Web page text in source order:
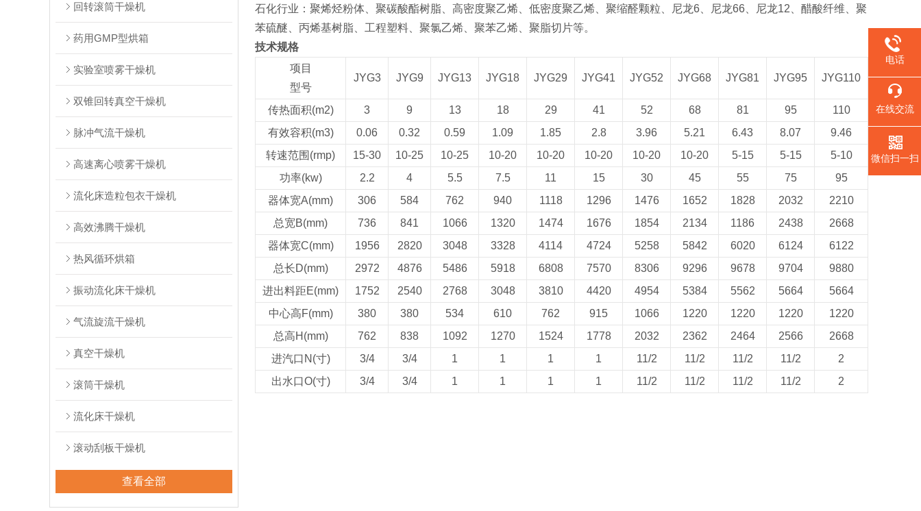
回转滚筒干燥机
药用GMP型烘箱
实验室喷雾干燥机
双锥回转真空干燥机
脉冲气流干燥机
高速离心喷雾干燥机
流化床造粒包衣干燥机
高效沸腾干燥机
热风循环烘箱
振动流化床干燥机
气流旋流干燥机
真空干燥机
滚筒干燥机
流化床干燥机
滚动刮板干燥机
查看全部
‌石化行业‌：聚烯烃粉体、聚碳酸酯树脂、高密度聚乙烯、低密度聚乙烯、聚缩醛颗粒、尼龙6、尼龙66、尼龙12、醋酸纤维、聚
苯硫醚、丙烯基树脂、工程塑料、聚氯乙烯、聚苯乙烯、聚脂切片等‌。
技术规格
项目
型号
JYG3 JYG9 JYG13 JYG18 JYG29 JYG41 JYG52 JYG68 JYG81 JYG95 JYG110
传热面积(m2) 3 9 13 18 29 41 52 68 81 95
110
有效容积(m3)
0.06 0.32 0.59 1.09 1.85 2.8 3.96 5.21 6.43 8.07
9.46
转速范围(rmp)
15-30 10-25 10-25 10-20 10-20 10-20 10-20 10-20 5-15 5-15
5-10
功率(kw)
2.2 4 5.5 7.5 11 15 30 45 55 75
95
器体宽A(mm)
306 584 762 940 1118 1296 1476 1652 1828 2032
2210
总宽B(mm)
736 841 1066 1320 1474 1676 1854 2134 1186 2438
2668
器体宽C(mm)
1956 2820 3048 3328 4114 4724 5258 5842 6020 6124
6122
总长D(mm)
2972 4876 5486 5918 6808 7570 8306 9296 9678 9704
9880
进出料距E(mm)
1752 2540 2768 3048 3810 4420 4954 5384 5562 5664
5664
中心高F(mm)
380 380 534 610 762 915 1066 1220 1220 1220
1220
总高H(mm)
762 838 1092 1270 1524 1778 2032 2362 2464 2566
2668
进汽口N(寸)
3/4 3/4 1 1 1 1 11/2 11/2 11/2 11/2
2
出水口O(寸)
3/4 3/4 1 1 1 1 11/2 11/2 11/2 11/2 2
电话
在线交流
微信扫一扫